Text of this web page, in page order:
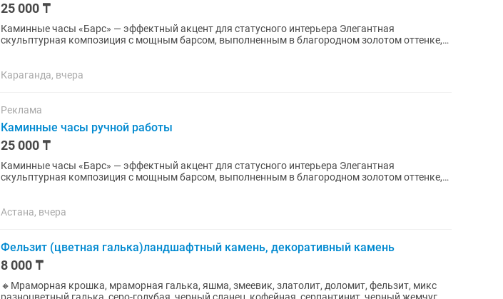
25 000 ₸
Каминные часы «Барс» — эффектный акцент для статусного интерьера Элегантная
скульптурная композиция с мощным барсом, выполненным в благородном золотом оттенке,
Караганда, вчера
Реклама
Каминные часы ручной работы
25 000 ₸
Каминные часы «Барс» — эффектный акцент для статусного интерьера Элегантная
скульптурная композиция с мощным барсом, выполненным в благородном золотом оттенке,
Астана, вчера
Фельзит (цветная галька)ландшафтный камень, декоративный камень
8 000 ₸
🔸Мраморная крошка, мраморная галька, яшма, змеевик, златолит, доломит, фельзит, микс